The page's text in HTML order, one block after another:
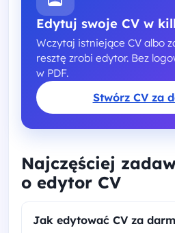
Edytuj swoje CV w
Wczytaj istniejące CV albo
resztę zrobi edytor. Bez
w PDF.
Stwórz CV za
Najczęściej
o edytor CV
Jak edytować CV za